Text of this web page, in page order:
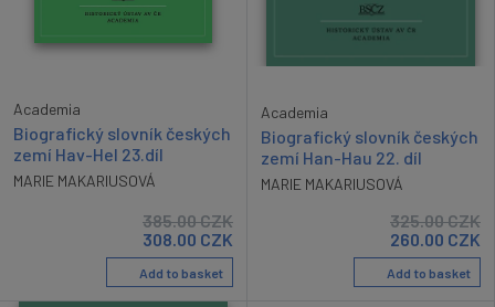
Academia
Biografický slovník českých
zemí Hav-Hel 23.díl
MARIE MAKARIUSOVÁ
385.00CZK
308.00 CZK
Add to basket
Academia
Biografický slovník českých
zemí Han-Hau 22. díl
MARIE MAKARIUSOVÁ
325.00CZK
260.00 CZK
Add to basket